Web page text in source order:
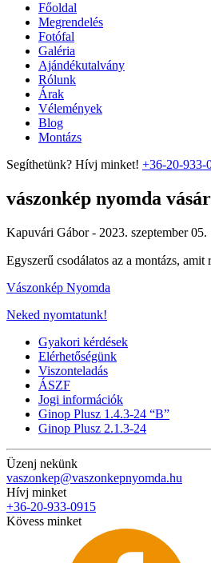
Főoldal
Megrendelés
Fotófal
Galéria
Ajándékutalvány
Rólunk
Árak
Vélemények
Blog
Montázs
Segíthetünk? Hívj minket! +36-20-933-
vászonkép nyomda
Kapuvári Gábor - 2023. szeptember 05.
Egyszerű csodálatos az a montázs,
Vászonkép Nyomda
Neked nyomtatunk!
Gyakori kérdések
Elérhetőségünk
Viszonteladás
ÁSZF
Jogi információk
Ginop Plusz 1.4.3-24 “B”
Ginop Plusz 2.1.3-24
Üzenj nekünk
vaszonkep@vaszonkepnyomda.hu
Hívj minket
+36-20-933-0915
Kövess minket